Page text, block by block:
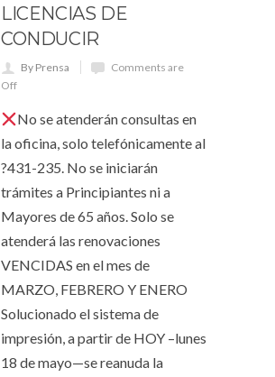
LICENCIAS DE
CONDUCIR
By Prensa
Comments are
Off
No se atenderán consultas en
la oficina, solo telefónicamente al
?431-235. No se iniciarán
trámites a Principiantes ni a
Mayores de 65 años. Solo se
atenderá las renovaciones
VENCIDAS en el mes de
MARZO, FEBRERO Y ENERO
Solucionado el sistema de
impresión, a partir de HOY –lunes
18 de mayo—se reanuda la